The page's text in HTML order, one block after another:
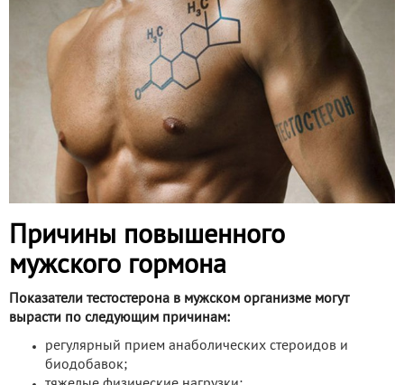
Причины повышенного
мужского гормона
Показатели тестостерона в мужском организме могут
вырасти по следующим причинам:
регулярный прием анаболических стероидов и
биодобавок;